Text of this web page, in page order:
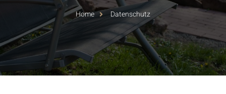
Home Datenschutz